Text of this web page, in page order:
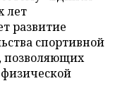
лет
развитие
спортивной
позволяющих